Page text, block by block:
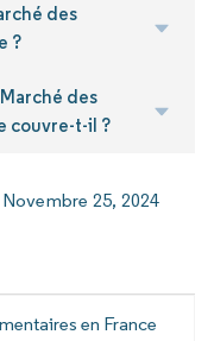
des
?
des
couvre-t-il ?
Novembre 25, 2024
en France